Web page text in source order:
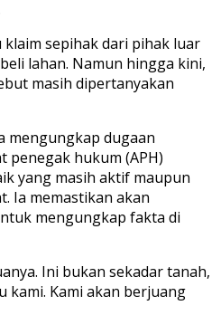
sepihak dari pihak luar
lahan. Namun hingga kini,
masih dipertanyakan
mengungkap dugaan
hukum (APH)
yang masih aktif maupun
Ia memastikan akan
mengungkap fakta di
Ini bukan sekadar tanah,
kami. Kami akan berjuang